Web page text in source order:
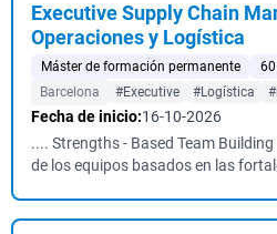
Executive Supply Chain
Operaciones y Logística
Máster de formación permanente 60
Barcelona
#Executive #Logística
Fecha de inicio:16-10-2026
.... Strengths - Based Team
de los equipos basados en las